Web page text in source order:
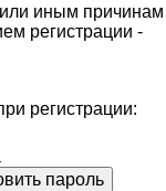
или иным причинам
регистрации -
регистрации: